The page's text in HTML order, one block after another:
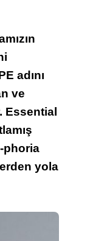
adını
ve
Essential
phoria
yola